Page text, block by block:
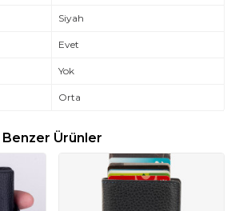
Siyah
Evet
Yok
Orta
Benzer Ürünler